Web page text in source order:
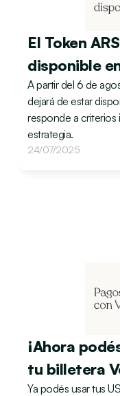
El Token
disponible
A partir del 6 de
dejará de estar
responde a criterios
estrategia.
24/07/2025
¡Ahora
tu billetera
Ya podés usar tus